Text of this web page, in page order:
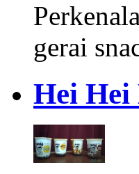
gerai
Hei Hei